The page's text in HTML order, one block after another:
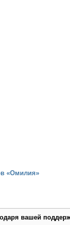
«Омилия»
вашей